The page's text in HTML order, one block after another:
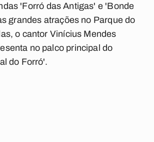
'Forró das Antigas' e 'Bonde
grandes atrações no Parque do
o cantor Vinícius Mendes
no palco principal do
do Forró'.